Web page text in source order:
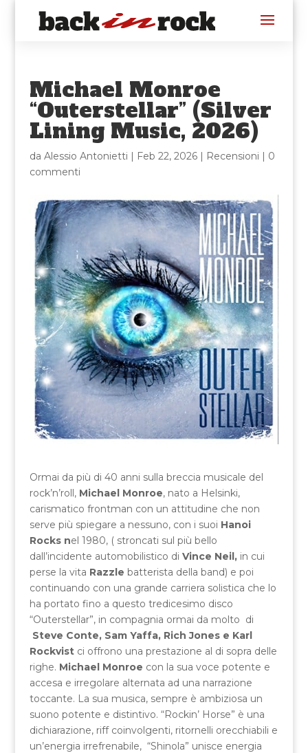
Michael Monroe
“Outerstellar” (Silver
Lining Music, 2026)
da Alessio Antonietti | Feb 22, 2026| Recensioni | 0
commenti
Ormai da più di 40 anni sulla breccia musicale del
rock’n’roll,Michael Monroe, nato a Helsinki,
carismatico frontman con un attitudine che non
serve più spiegare a nessuno, con i suoi Hanoi
Rocks nel 1980, ( stroncati sul più bello
dall’incidente automobilistico di Vince Neil,in cui
perse la vita Razzle batterista della band) e poi
continuando con una grande carriera solistica che lo
ha portato fino a questo tredicesimo disco
“Outerstellar”, in compagnia ormai da molto di
Steve Conte, Sam Yaffa, Rich Jones e Karl
Rockvist ci offrono una prestazione al di sopra delle
righe. Michael Monroe con la sua voce potente e
accesa e irregolare alternata ad una narrazione
toccante. La sua musica, sempre è ambiziosa un
suono potente e distintivo. “Rockin’ Horse” è una
dichiarazione, riff coinvolgenti, ritornelli orecchiabili e
un’energia irrefrenabile, “Shinola” unisce energia